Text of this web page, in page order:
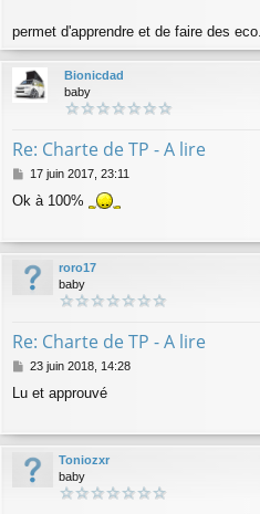
g
permet d'apprendre et de faire des eco.
Bionicdad
baby
Re: Charte de TP - A lire
M
s
g
e
17 juin 2017, 23:11
Ok à 100%
roro17
baby
Re: Charte de TP - A lire
M
s
g
e
23 juin 2018, 14:28
Lu et approuvé
Toniozxr
baby